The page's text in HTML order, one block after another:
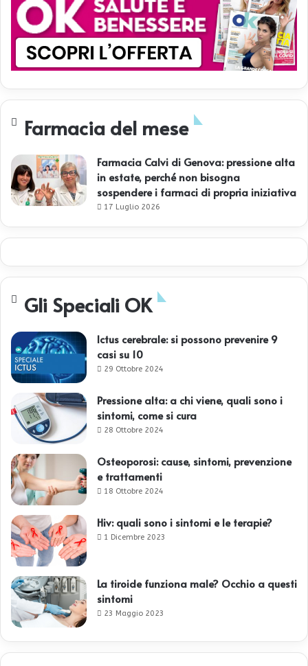
Farmacia del mese
Farmacia Calvi di Genova: pressione alta
in estate, perché non bisogna
sospendere i farmaci di propria iniziativa
17 Luglio 2026
Gli Speciali OK
Ictus cerebrale: si possono prevenire 9
casi su 10
29 Ottobre 2024
Pressione alta: a chi viene, quali sono i
sintomi, come si cura
28 Ottobre 2024
Osteoporosi: cause, sintomi, prevenzione
e trattamenti
18 Ottobre 2024
Hiv: quali sono i sintomi e le terapie?
1 Dicembre 2023
La tiroide funziona male? Occhio a questi
sintomi
23 Maggio 2023